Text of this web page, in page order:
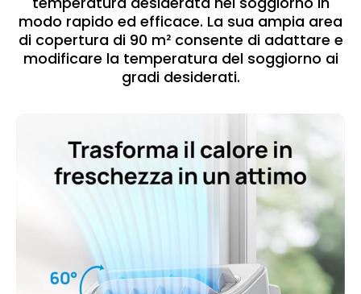
modo rapido ed efficace. La sua ampia area
di copertura di 90 m² consente di adattare e
modificare la temperatura del soggiorno ai
gradi desiderati.